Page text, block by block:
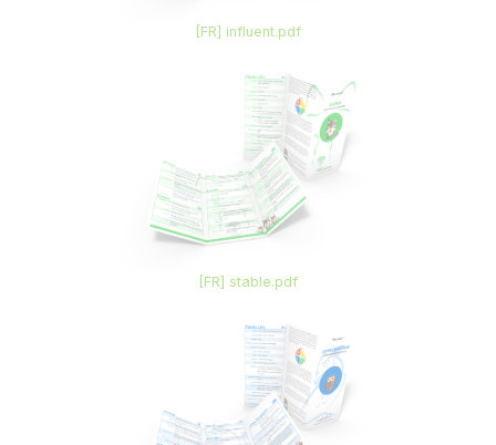
[FR] influent.pdf
[FR] stable.pdf